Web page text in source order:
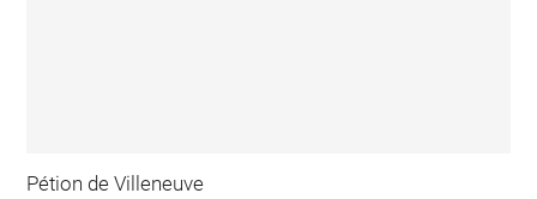
Pétion de Villeneuve